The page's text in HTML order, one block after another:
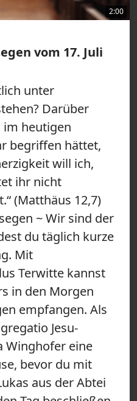
2:00
vom 17. Juli
unter
Darüber
im heutigen
begriffen hättet,
will ich,
ihr nicht
(Matthäus 12,7)
~ Wir sind der
du täglich kurze
Mit
Terwitte kannst
in den Morgen
empfangen. Als
Jesu-
Winghofer eine
bevor du mit
aus der Abtei